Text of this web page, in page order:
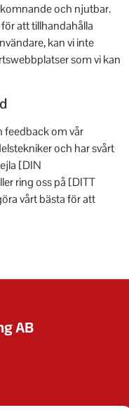
och njutbar.
att tillhandahålla
kan vi inte
som vi kan
feedback om vår
och har svårt
[DIN
ring oss på [DITT
vårt bästa för att
AB